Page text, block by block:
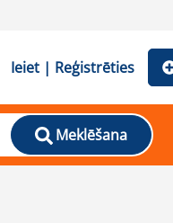
Ieiet | Reģistrēties
Meklēšana